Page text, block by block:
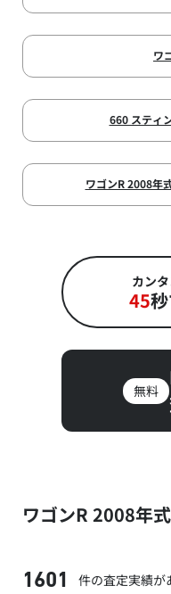
ワ
660 スティ
ワゴンR 2008年
カン
45
無料
ワゴンR 2008年
1601 件の査定実績が